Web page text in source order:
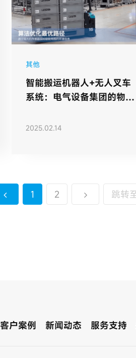
其他
智能搬运机器人+无人叉车
系统：电气设备集团的物流
2025.02.14
1 2
客户案例 新闻动态 服务支持